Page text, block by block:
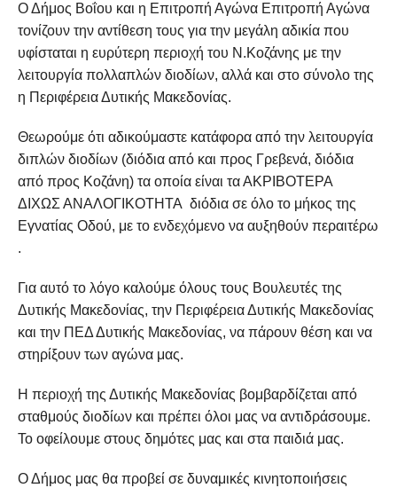
Ο Δήμος Βοΐου και η Επιτροπή Αγώνα Επιτροπή Αγώνα
τονίζουν την αντίθεση τους για την μεγάλη αδικία που
υφίσταται η ευρύτερη περιοχή του Ν.Κοζάνης με την
λειτουργία πολλαπλών διοδίων, αλλά και στο σύνολο της
η Περιφέρεια Δυτικής Μακεδονίας.
Θεωρούμε ότι αδικούμαστε κατάφορα από την λειτουργία
διπλών διοδίων (διόδια από και προς Γρεβενά, διόδια
από προς Κοζάνη) τα οποία είναι τα ΑΚΡΙΒΟΤΕΡΑ
ΔΙΧΩΣ ΑΝΑΛΟΓΙΚΟΤΗΤΑ διόδια σε όλο το μήκος της
Εγνατίας Οδού, με το ενδεχόμενο να αυξηθούν περαιτέρω
.
Για αυτό το λόγο καλούμε όλους τους Βουλευτές της
Δυτικής Μακεδονίας, την Περιφέρεια Δυτικής Μακεδονίας
και την ΠΕΔ Δυτικής Μακεδονίας, να πάρουν θέση και να
στηρίξουν των αγώνα μας.
Η περιοχή της Δυτικής Μακεδονίας βομβαρδίζεται από
σταθμούς διοδίων και πρέπει όλοι μας να αντιδράσουμε.
Το οφείλουμε στους δημότες μας και στα παιδιά μας.
Ο Δήμος μας θα προβεί σε δυναμικές κινητοποιήσεις